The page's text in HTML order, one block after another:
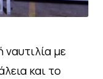
ναυτιλία με
και το